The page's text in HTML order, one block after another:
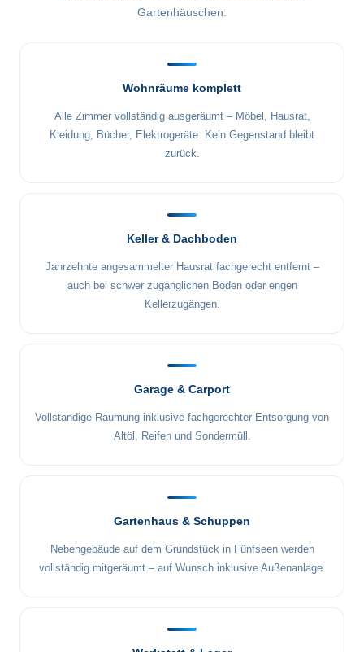
Gartenhäuschen:
Wohnräume komplett
Alle Zimmer vollständig ausgeräumt – Möbel, Hausrat,
Kleidung, Bücher, Elektrogeräte. Kein Gegenstand bleibt
zurück.
Keller & Dachboden
Jahrzehnte angesammelter Hausrat fachgerecht entfernt –
auch bei schwer zugänglichen Böden oder engen
Kellerzugängen.
Garage & Carport
Vollständige Räumung inklusive fachgerechter Entsorgung von
Altöl, Reifen und Sondermüll.
Gartenhaus & Schuppen
Nebengebäude auf dem Grundstück in Fünfseen werden
vollständig mitgeräumt – auf Wunsch inklusive Außenanlage.